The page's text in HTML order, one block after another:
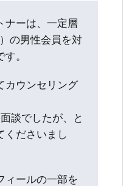
ナーは、一定層
の男性会員を対
。
カウンセリング
談でしたが、と
くださいまし
ィールの一部を